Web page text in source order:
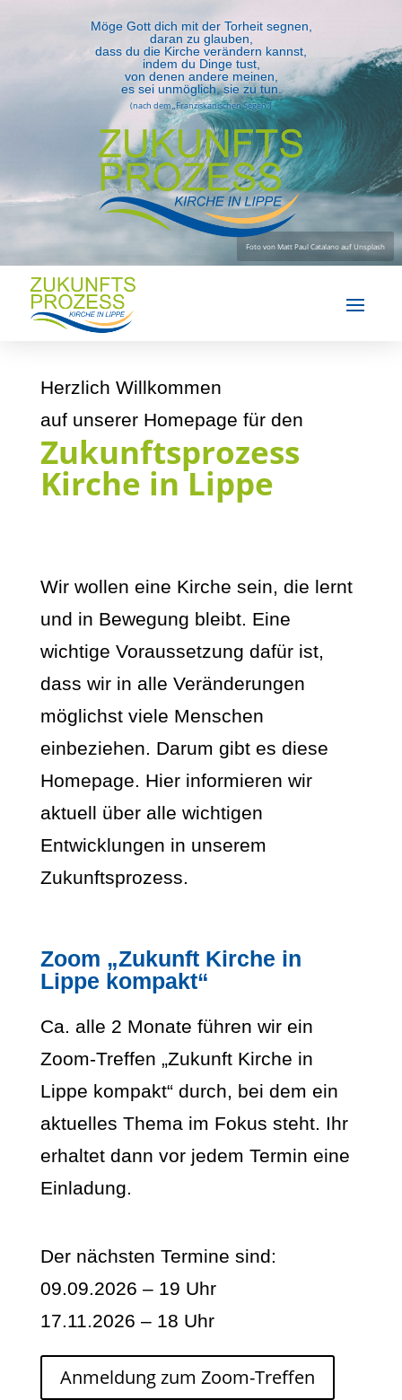
Möge Gott dich mit der Torheit segnen,
daran zu glauben,
dass du die Kirche verändern kannst,
indem du Dinge tust,
von denen andere meinen,
es sei unmöglich, sie zu tun.
(nach dem „Franziskanischen Segen“)
Herzlich Willkommen
auf unserer Homepage für den
Zukunftsprozess
Kirche in Lippe
Wir wollen eine Kirche sein, die lernt
und in Bewegung bleibt. Eine
wichtige Voraussetzung dafür ist,
dass wir in alle Veränderungen
möglichst viele Menschen
einbeziehen. Darum gibt es diese
Homepage. Hier informieren wir
aktuell über alle wichtigen
Entwicklungen in unserem
Zukunftsprozess.
Zoom „Zukunft Kirche in
Lippe kompakt“
Ca. alle 2 Monate führen wir ein
Zoom-Treffen „Zukunft Kirche in
Lippe kompakt“ durch, bei dem ein
aktuelles Thema im Fokus steht. Ihr
erhaltet dann vor jedem Termin eine
Einladung.
Der nächsten Termine sind:
09.09.2026 – 19 Uhr
17.11.2026 – 18 Uhr
Anmeldung zum Zoom-Treffen